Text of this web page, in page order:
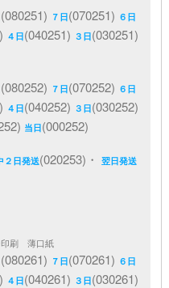
(080251) ７日(070251) ６日
４日(040251) ３日(030251)
(080252) ７日(070252) ６日
４日(040252) ３日(030252)
当日(000252)
２日発送(020253)・翌日発送
印刷 薄口紙
(080261) ７日(070261) ６日
４日(040261) ３日(030261)